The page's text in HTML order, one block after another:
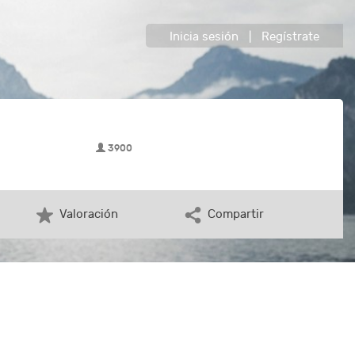
Inicia sesión Regístrate
3900
Valoración Compartir